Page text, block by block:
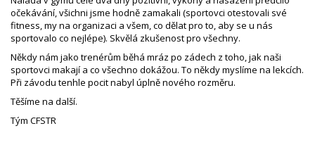
očekávání, všichni jsme hodně zamakali (sportovci otestovali své
fitness, my na organizaci a všem, co dělat pro to, aby se u nás
sportovalo co nejlépe). Skvělá zkušenost pro všechny.
Někdy nám jako trenérům běhá mráz po zádech z toho, jak naši
sportovci makají a co všechno dokážou. To někdy myslíme na lekcích.
Při závodu tenhle pocit nabyl úplně nového rozměru.
Těšíme na další.
Tým CFSTR